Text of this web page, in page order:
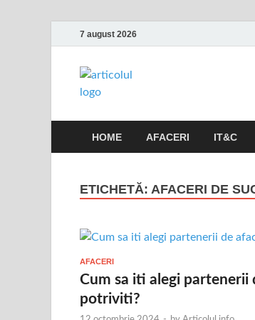
7 august 2026
HOME AFACERI IT&C
ETICHETĂ: AFACERI DE
AFACERI
Cum sa iti alegi partenerii
potriviti?